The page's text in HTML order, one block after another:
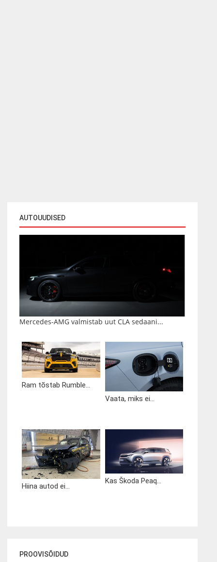
AUTOUUDISED
Mercedes-AMG valmistab uut CLA sedaani...
Ram tõstab Rumble...
Vaata, miks ei...
Hiina autod ei...
Kas Škoda Peaq...
PROOVISÕIDUD